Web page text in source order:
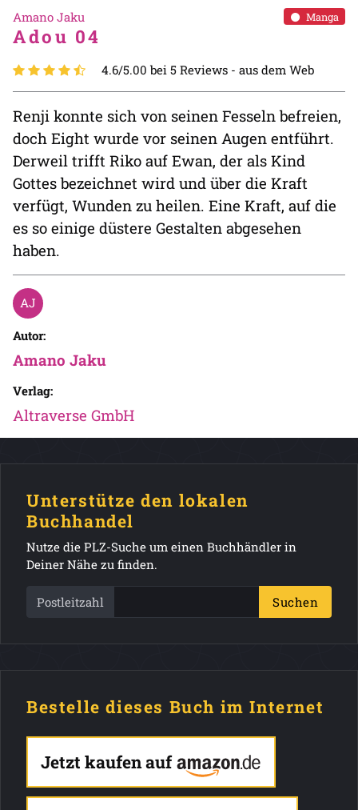
Manga
Amano Jaku
Adou 04
4.6/5.00 bei 5 Reviews - aus dem Web
Renji konnte sich von seinen Fesseln befreien,
doch Eight wurde vor seinen Augen entführt.
Derweil trifft Riko auf Ewan, der als Kind
Gottes bezeichnet wird und über die Kraft
verfügt, Wunden zu heilen. Eine Kraft, auf die
es so einige düstere Gestalten abgesehen
haben.
Autor:
Amano Jaku
Verlag:
Altraverse GmbH
Unterstütze den lokalen
Buchhandel
Nutze die PLZ-Suche um einen Buchhändler in
Deiner Nähe zu finden.
Postleitzahl Suchen
Bestelle dieses Buch im Internet
Jetzt kaufen auf